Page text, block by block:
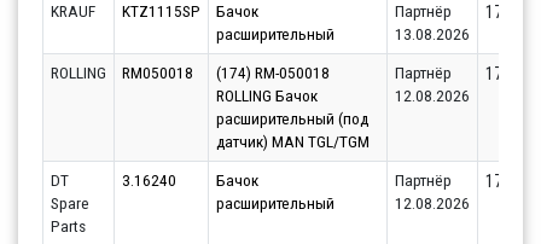
KRAUF KTZ1115SP
Бачок
расширительный
Партнёр
13.08.2026
ROLLING RM050018
(174) RM-050018
ROLLING Бачок
расширительный (под
датчик) MAN TGL/TGM
Партнёр
12.08.2026
DT
Spare
Parts
3.16240
Бачок
расширительный
Партнёр
12.08.2026